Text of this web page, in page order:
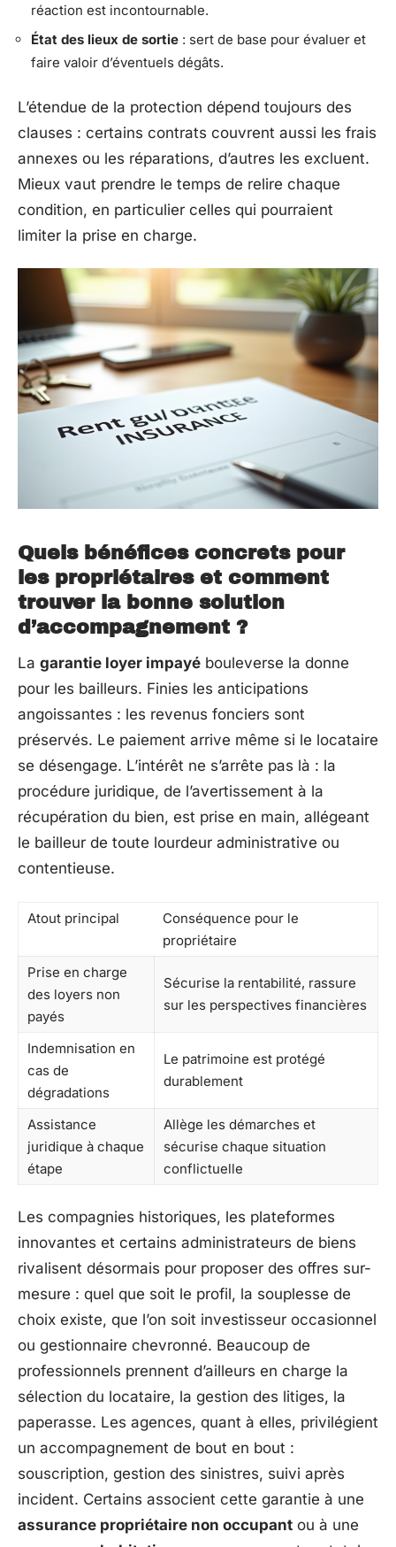
réaction est incontournable.
État des lieux de sortie : sert de base pour évaluer et
faire valoir d’éventuels dégâts.
L’étendue de la protection dépend toujours des
clauses : certains contrats couvrent aussi les frais
annexes ou les réparations, d’autres les excluent.
Mieux vaut prendre le temps de relire chaque
condition, en particulier celles qui pourraient
limiter la prise en charge.
Quels bénéfices concrets pour
les propriétaires et comment
trouver la bonne solution
d’accompagnement ?
La garantie loyer impayé bouleverse la donne
pour les bailleurs. Finies les anticipations
angoissantes : les revenus fonciers sont
préservés. Le paiement arrive même si le locataire
se désengage. L’intérêt ne s’arrête pas là : la
procédure juridique, de l’avertissement à la
récupération du bien, est prise en main, allégeant
le bailleur de toute lourdeur administrative ou
contentieuse.
Atout principal
Conséquence pour le
propriétaire
Prise en charge
des loyers non
payés
Sécurise la rentabilité, rassure
sur les perspectives financières
Indemnisation en
cas de
dégradations
Le patrimoine est protégé
durablement
Assistance
juridique à chaque
étape
Allège les démarches et
sécurise chaque situation
conflictuelle
Les compagnies historiques, les plateformes
innovantes et certains administrateurs de biens
rivalisent désormais pour proposer des offres sur-
mesure : quel que soit le profil, la souplesse de
choix existe, que l’on soit investisseur occasionnel
ou gestionnaire chevronné. Beaucoup de
professionnels prennent d’ailleurs en charge la
sélection du locataire, la gestion des litiges, la
paperasse. Les agences, quant à elles, privilégient
un accompagnement de bout en bout :
souscription, gestion des sinistres, suivi après
incident. Certains associent cette garantie à une
assurance propriétaire non occupant ou à une